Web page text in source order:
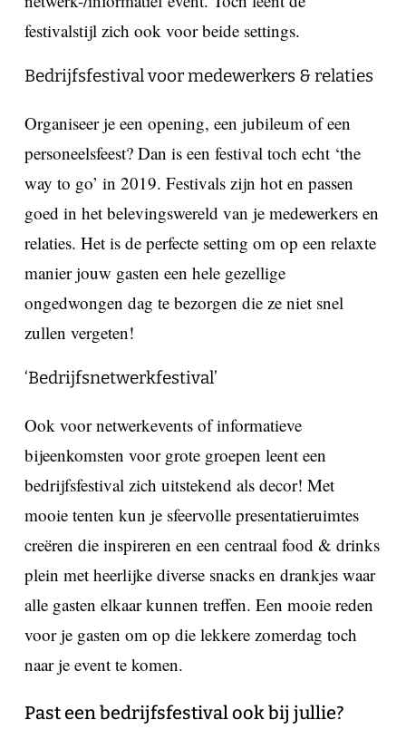
festivalstijl zich ook voor beide settings.
Bedrijfsfestival voor medewerkers & relaties
Organiseer je een opening, een jubileum of een
personeelsfeest? Dan is een festival toch echt ‘the
way to go’ in 2019. Festivals zijn hot en passen
goed in het belevingswereld van je medewerkers en
relaties. Het is de perfecte setting om op een relaxte
manier jouw gasten een hele gezellige
ongedwongen dag te bezorgen die ze niet snel
zullen vergeten!
‘Bedrijfsnetwerkfestival’
Ook voor netwerkevents of informatieve
bijeenkomsten voor grote groepen leent een
bedrijfsfestival zich uitstekend als decor! Met
mooie tenten kun je sfeervolle presentatieruimtes
creëren die inspireren en een centraal food & drinks
plein met heerlijke diverse snacks en drankjes waar
alle gasten elkaar kunnen treffen. Een mooie reden
voor je gasten om op die lekkere zomerdag toch
naar je event te komen.
Past een bedrijfsfestival ook bij jullie?